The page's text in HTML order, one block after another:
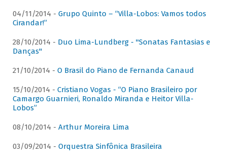
04/11/2014 - Grupo Quinto – “Villa-Lobos: Vamos todos
Cirandar!”
28/10/2014 - Duo Lima-Lundberg - "Sonatas Fantasias e
Danças"
21/10/2014 - O Brasil do Piano de Fernanda Canaud
15/10/2014 - Cristiano Vogas - “O Piano Brasileiro por
Camargo Guarnieri, Ronaldo Miranda e Heitor Villa-
Lobos”
08/10/2014 - Arthur Moreira Lima
03/09/2014 - Orquestra Sinfônica Brasileira